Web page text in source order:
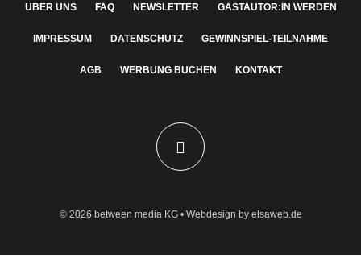
ÜBER UNS FAQ NEWSLETTER GASTAUTOR:IN WERDEN
IMPRESSUM DATENSCHUTZ GEWINNSPIEL-TEILNAHME
AGB WERBUNG BUCHEN KONTAKT
© 2026 between media KG• Webdesign by elsaweb.de